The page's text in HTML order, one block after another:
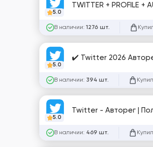
5.0
TWITTER + PROFILE +
В наличии: 1276 шт.
5.0
✔️ Twitter 2026
В наличии: 394 шт.
5.0
Twitter - Авторег |
В наличии: 469 шт.